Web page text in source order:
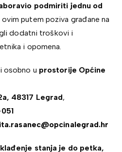
podmiriti jednu od
putem poziva građane na
dodatni troškovi i
i opomena.
osobno u prostorije Općine
48317 Legrad,
stanja je do petka,